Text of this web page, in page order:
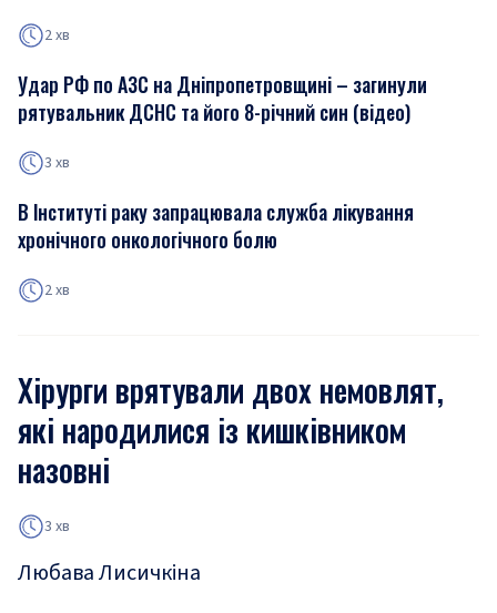
2 хв
Удар РФ по АЗС на Дніпропетровщині – загинули
рятувальник ДСНС та його 8-річний син (відео)
3 хв
В Інституті раку запрацювала служба лікування
хронічного онкологічного болю
2 хв
Хірурги врятували двох немовлят,
які народилися із кишківником
назовні
3 хв
Любава Лисичкіна